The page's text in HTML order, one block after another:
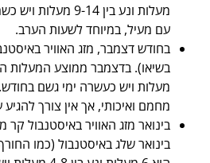
מעלות ונע בין 9-14
עם מעיל, במיוחד לשעות הערב.
בחודש דצמבר, מזג האוויר
מעלות ויש כעשרה ימי גשם
מחמם ואיכותי, אך אין צורך להגיע
בינואר מזג האוויר באיסטנבול